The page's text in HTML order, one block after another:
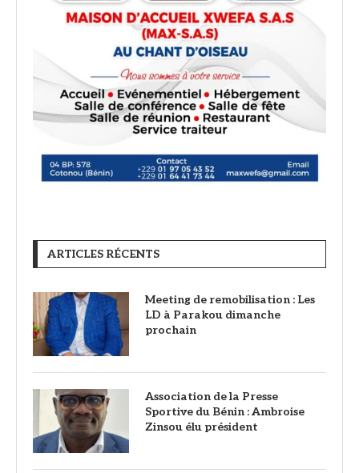
ARTICLES RÉCENTS
Meeting de remobilisation : Les
LD à Parakou dimanche
prochain
Association de la Presse
Sportive du Bénin : Ambroise
Zinsou élu président